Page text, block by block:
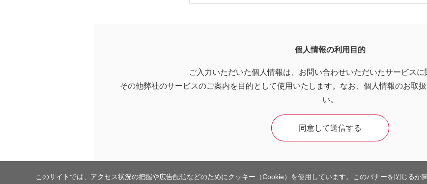
個人情報の利用目的
ご入力いただいた個人情報は、お問い合わせいただいたサービスに
その他弊社のサービスのご案内を目的として使用いたします。なお、個人情報のお取
い。
このサイトでは、アクセス状況の把握や広告配信などのためにクッキー（Cookie）を使用しています。このバナーを閉じるか